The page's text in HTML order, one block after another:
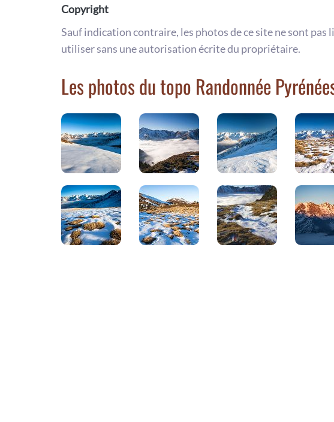
Copyright
Sauf indication contraire, les photos de ce site ne sont pas
utiliser sans une autorisation écrite du propriétaire.
Les photos du topo Randonnée